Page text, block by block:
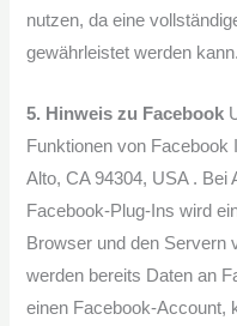
nutzen, da eine
gewährleistet werden kann.
5. Hinweis zu Facebook
Funktionen von Facebook
Alto, CA 94304, USA . Bei
Facebook-Plug-Ins wird
Browser und den Servern
werden bereits Daten an
einen Facebook-Account,